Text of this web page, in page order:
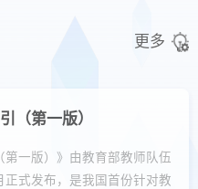
更多
（第一版）
第一版）》由教育部教师队伍
正式发布，是我国首份针对教